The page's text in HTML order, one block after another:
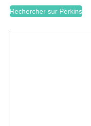
Rechercher sur Perkins